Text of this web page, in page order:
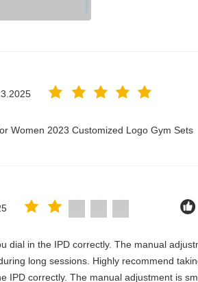
Women 2023 Customized Logo Gym Sets
dial in the IPD correctly. The manual
long sessions. Highly recommend
IPD correctly. The manual adjustment is